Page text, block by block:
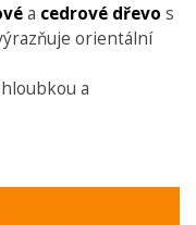
a cedrové dřevo s
orientální
a